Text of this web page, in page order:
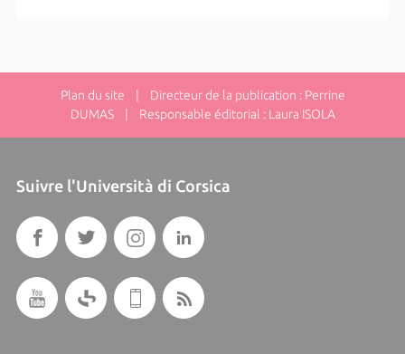
Plan du site | Directeur de la publication : Perrine
DUMAS | Responsable éditorial : Laura ISOLA
Suivre l'Università di Corsica